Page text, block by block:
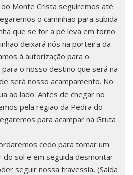
do Monte Crista seguiremos até
o caminhão para subida
que se for a pé leva em torno
deixará nós na porteira da
à autorização para o
o nosso destino que será na
será nosso acampamento. No
ao lado. Antes de chegar no
pela região da Pedra do
para acampar na Gruta
cedo para tomar um
do sol e em seguida desmontar
seguir nossa travessia, (Saída